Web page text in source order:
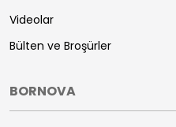
Videolar
Bülten ve Broşürler
BORNOVA